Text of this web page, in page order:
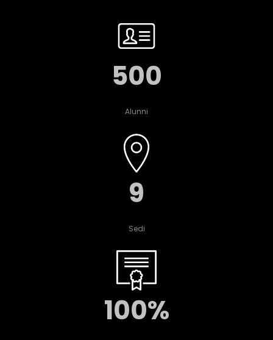
500
Alunni
9
Sedi
100%